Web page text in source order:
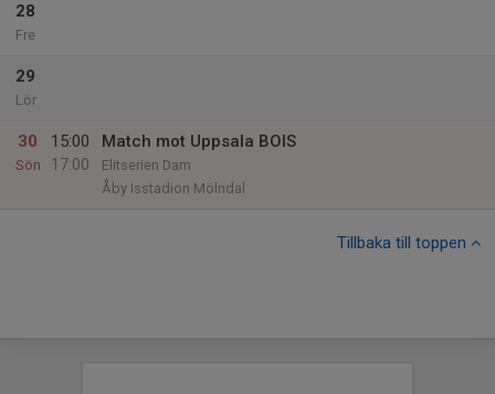
28
Fre
29
Lör
30
Sön
15:00
17:00
Match mot Uppsala BOIS
Elitserien Dam
Åby Isstadion Mölndal
Tillbaka till toppen